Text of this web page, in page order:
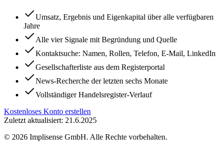
Umsatz, Ergebnis und Eigenkapital über alle verfügbaren
Jahre
Alle vier Signale mit Begründung und Quelle
Kontaktsuche: Namen, Rollen, Telefon, E-Mail, LinkedIn
Gesellschafterliste aus dem Registerportal
News-Recherche der letzten sechs Monate
Vollständiger Handelsregister-Verlauf
Kostenloses Konto erstellen
Zuletzt aktualisiert: 21.6.2025
© 2026 Implisense GmbH. Alle Rechte vorbehalten.